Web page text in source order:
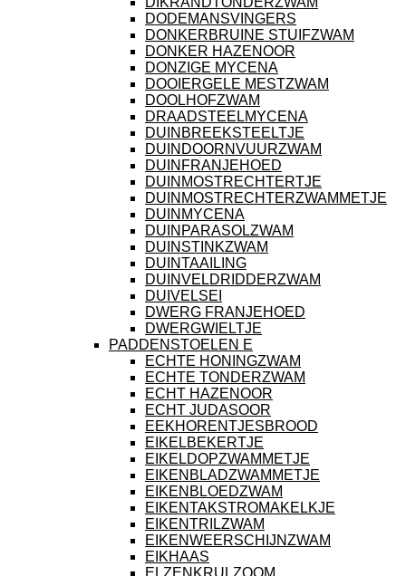
DODEMANSVINGERS
DONKERBRUINE STUIFZWAM
DONKER HAZENOOR
DONZIGE MYCENA
DOOIERGELE MESTZWAM
DOOLHOFZWAM
DRAADSTEELMYCENA
DUINBREEKSTEELTJE
DUINDOORNVUURZWAM
DUINFRANJEHOED
DUINMOSTRECHTERTJE
DUINMOSTRECHTERZWAMMETJE
DUINMYCENA
DUINPARASOLZWAM
DUINSTINKZWAM
DUINTAAILING
DUINVELDRIDDERZWAM
DUIVELSEI
DWERG FRANJEHOED
DWERGWIELTJE
PADDENSTOELEN E
ECHTE HONINGZWAM
ECHTE TONDERZWAM
ECHT HAZENOOR
ECHT JUDASOOR
EEKHORENTJESBROOD
EIKELBEKERTJE
EIKELDOPZWAMMETJE
EIKENBLADZWAMMETJE
EIKENBLOEDZWAM
EIKENTAKSTROMAKELKJE
EIKENTRILZWAM
EIKENWEERSCHIJNZWAM
EIKHAAS
ELZENKRULZOOM